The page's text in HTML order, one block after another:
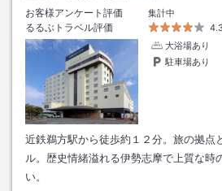
お客様アンケート評価
集計中
るるぶトラベル評価
大浴場あり
駐車場あり
近鉄鵜方駅から徒歩約１２分。旅の拠点
ル。歴史情緒溢れる伊勢志摩で上質な時
い。